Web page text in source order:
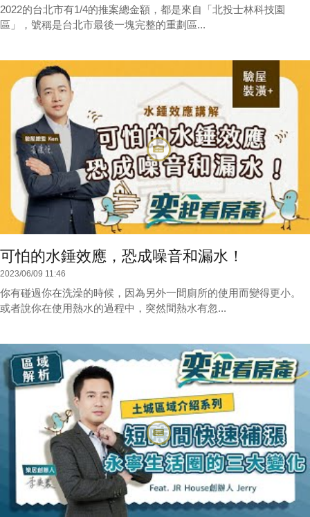
2022的台北市有1/4的推案總金額，都是來自「北投士林科技園
區」，號稱是台北市最後一塊完整的重劃區...
可怕的水錘效應，恐成噪音和漏水！
2023/06/09 11:46
你有碰過你在洗澡的時候，因為另外一間廁所的使用而變得更小。
或者說你在使用熱水的過程中，突然間熱水有忽...